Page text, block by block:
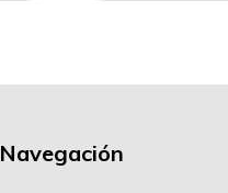
Navegación